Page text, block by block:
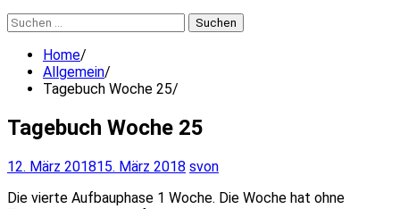
Suchen
nach:
Home
Allgemein
Tagebuch Woche 25
Tagebuch Woche 25
12. März 201815. März 2018 svon
Die vierte Aufbauphase 1 Woche. Die Woche hat ohne